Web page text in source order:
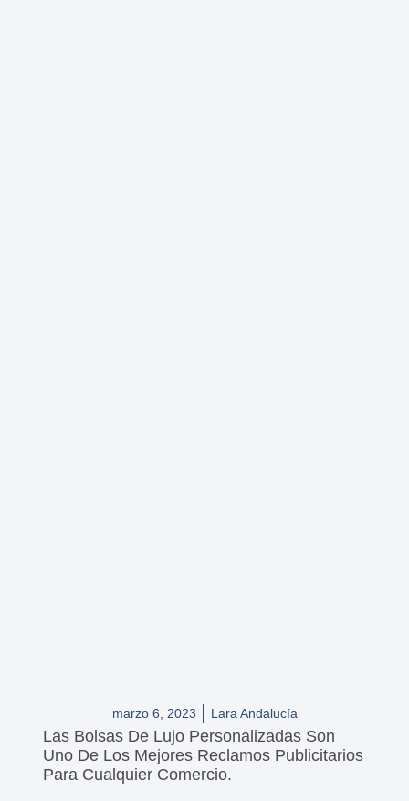
marzo 6, 2023 Lara Andalucía
Las Bolsas De Lujo Personalizadas Son
Uno De Los Mejores Reclamos Publicitarios
Para Cualquier Comercio.